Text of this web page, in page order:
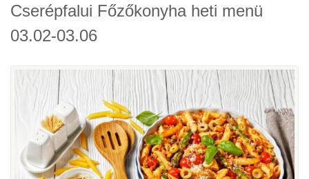
Cserépfalui Főzőkonyha heti menü
03.02-03.06